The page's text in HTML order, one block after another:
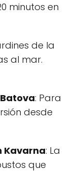
minutos en
de la
al mar.
: Para
desde
Kavarna: La
que